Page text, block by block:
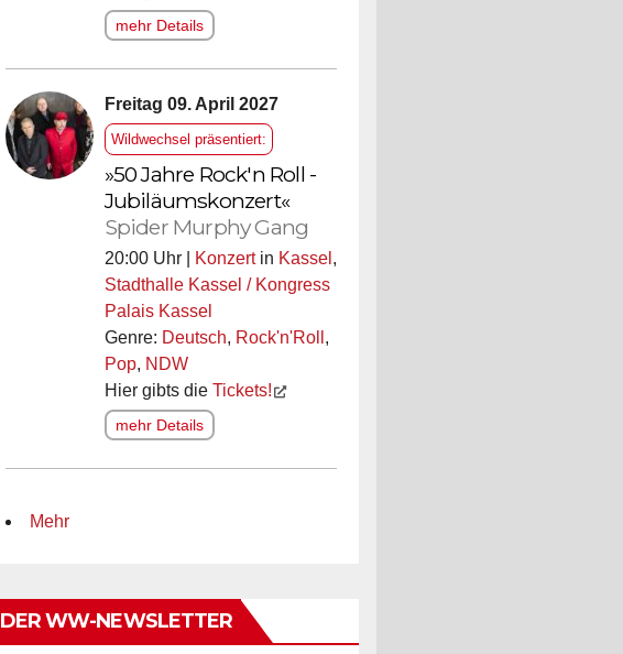
mehr Details
Freitag 09. April 2027
Wildwechsel präsentiert:
»50 Jahre Rock'n Roll -
Jubiläumskonzert«
Spider Murphy Gang
20:00 Uhr | Konzertin Kassel ,
Stadthalle Kassel / Kongress
Palais Kassel
Genre: Deutsch, Rock'n'Roll ,
Pop, NDW
Hier gibts die Tickets!
mehr Details
Mehr
DER WW-NEWSLETTER